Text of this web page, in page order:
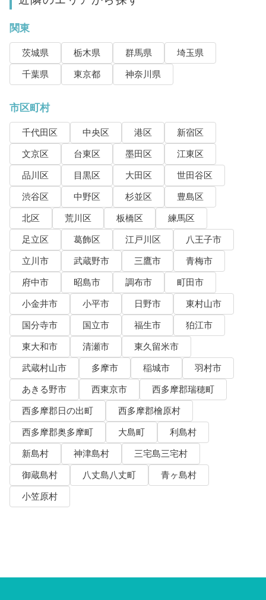
関東
茨城県 栃木県 群馬県
埼玉県
千葉県
東京都 神奈川県
市区町村
千代田区 中央区 港区
新宿区
文京区
台東区 墨田区
江東区
品川区
目黒区 大田区
世田谷区
渋谷区
中野区 杉並区
豊島区
北区
荒川区 板橋区
練馬区
足立区
葛飾区 江戸川区
八王子市
立川市
武蔵野市 三鷹市
青梅市
府中市
昭島市 調布市
町田市
小金井市
小平市 日野市
東村山市
国分寺市
国立市 福生市
狛江市
東大和市
清瀬市
東久留米市
武蔵村山市
多摩市 稲城市
羽村市
あきる野市
西東京市
西多摩郡瑞穂町
西多摩郡日の出町
西多摩郡檜原村
西多摩郡奥多摩町
大島町
利島村
新島村
神津島村
三宅島三宅村
御蔵島村
八丈島八丈町
青ヶ島村
小笠原村